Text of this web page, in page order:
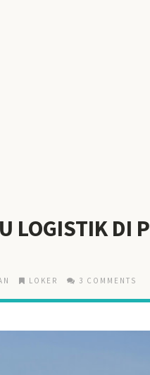
LOGISTIK DI
LOKER 3 COMMENTS